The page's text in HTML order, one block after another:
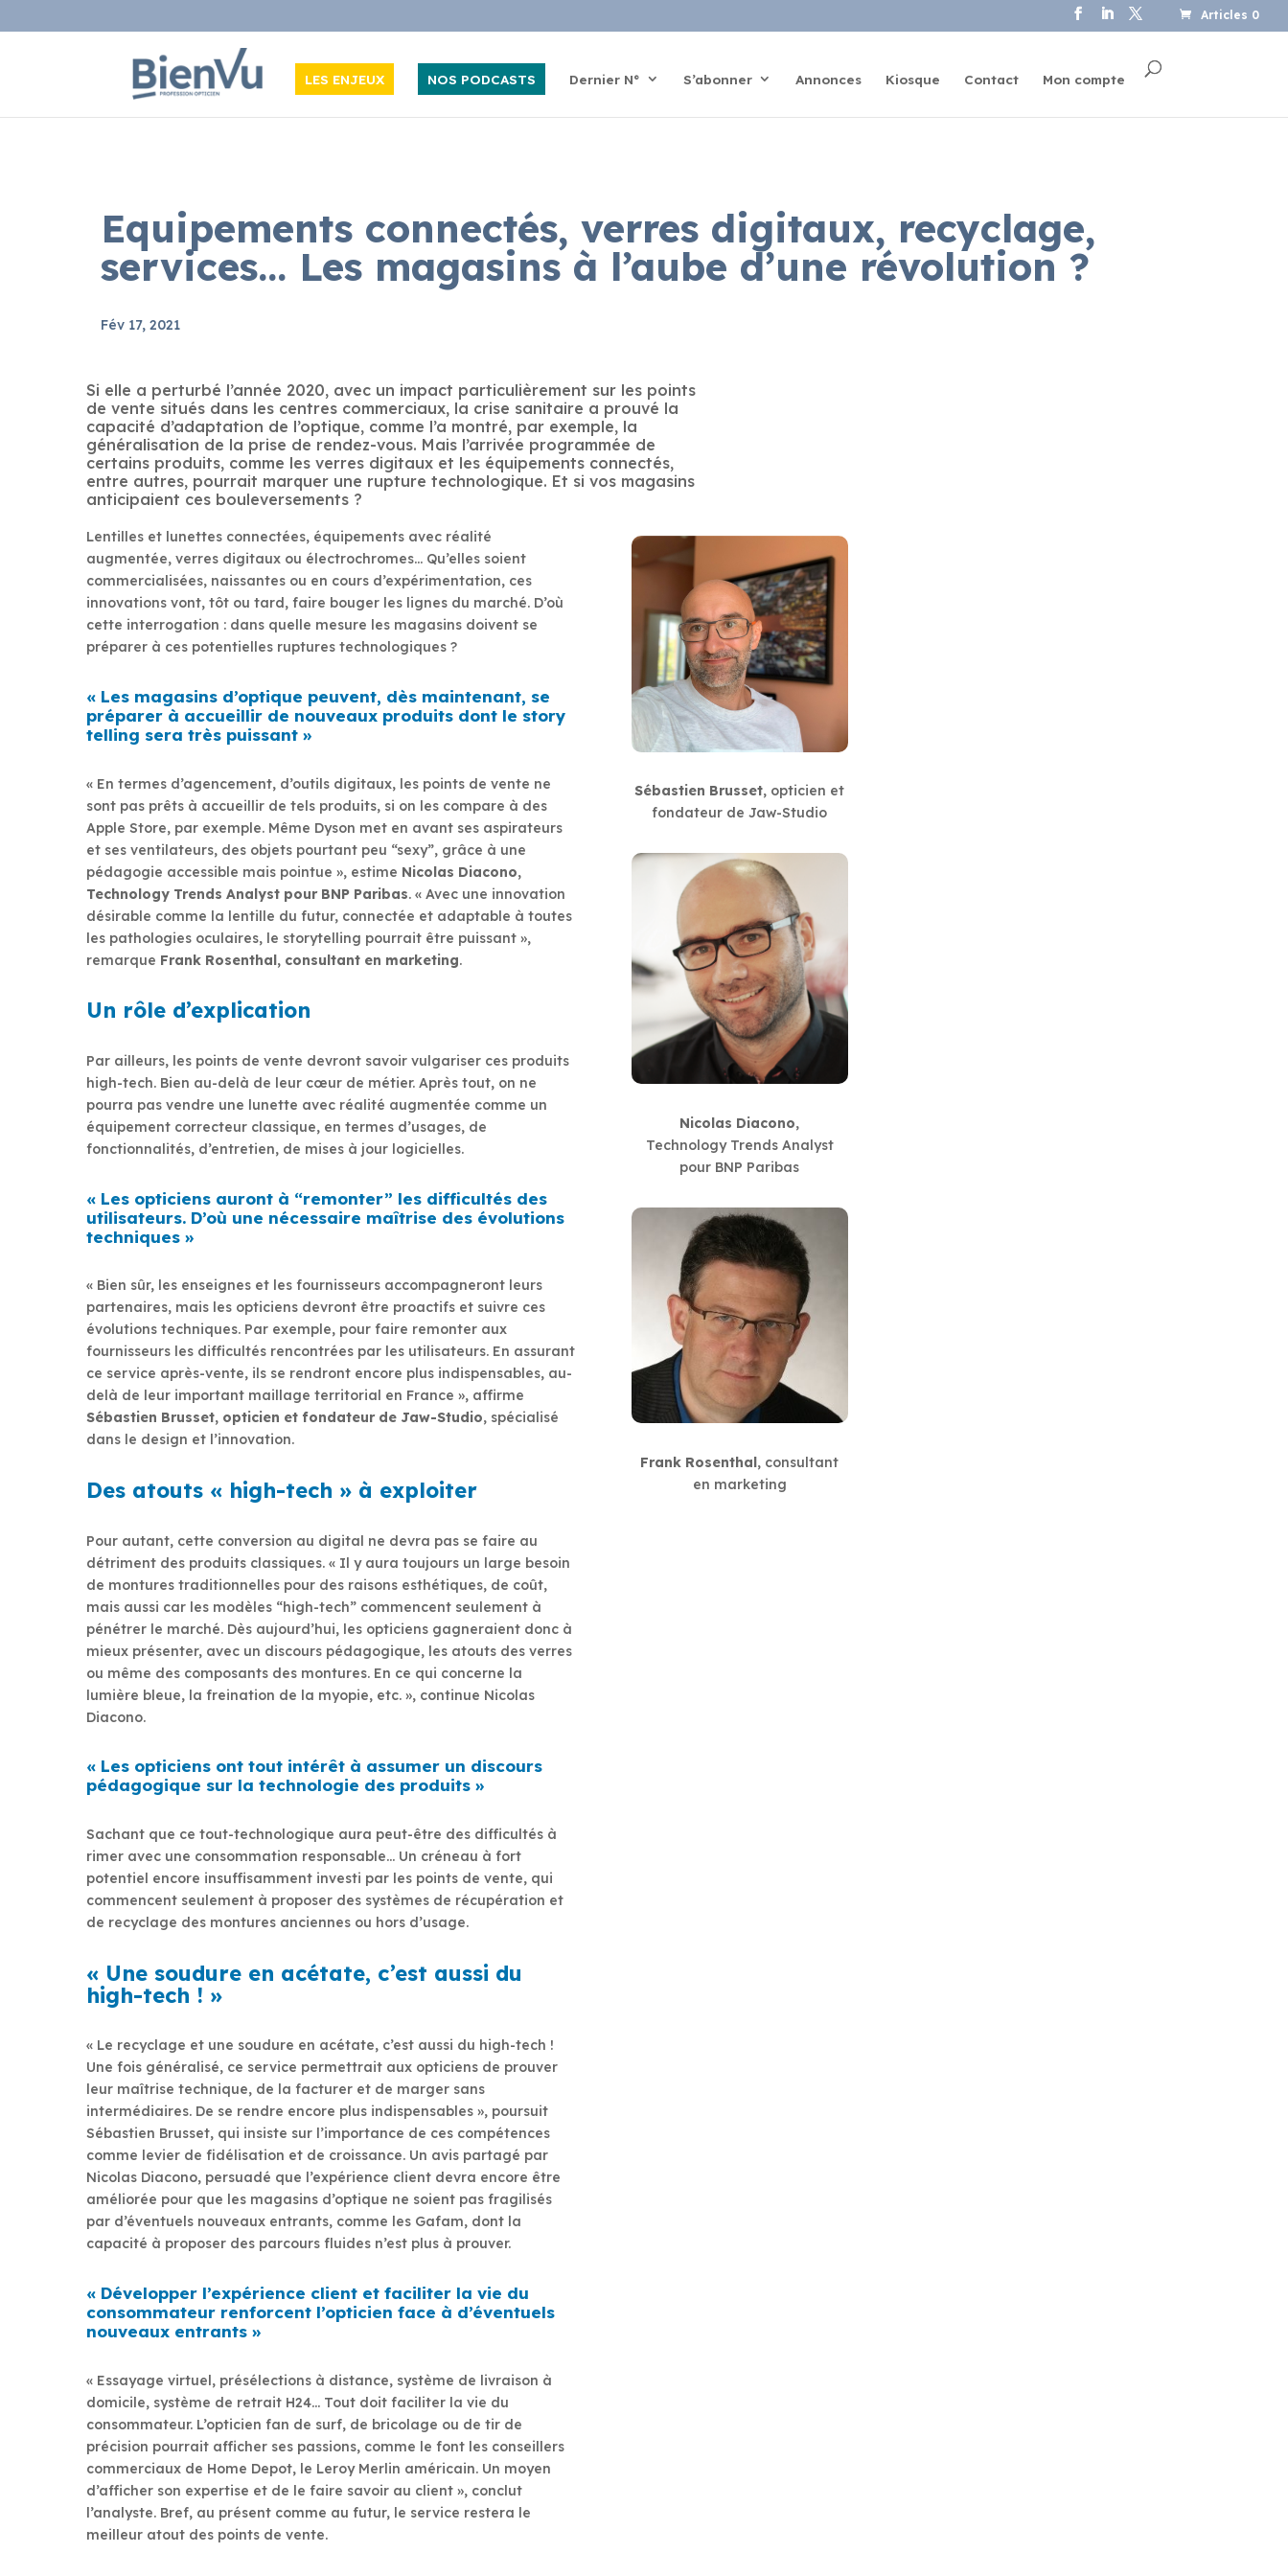
Articles 0
LES ENJEUX NOS PODCASTS Dernier N° S’abonner Annonces Kiosque Contact Mon compte
Equipements connectés, verres digitaux, recyclage,
services… Les magasins à l’aube d’une révolution ?
Fév 17, 2021
Si elle a perturbé l’année 2020, avec un impact particulièrement sur les points
de vente situés dans les centres commerciaux, la crise sanitaire a prouvé la
capacité d’adaptation de l’optique, comme l’a montré, par exemple, la
généralisation de la prise de rendez-vous. Mais l’arrivée programmée de
certains produits, comme les verres digitaux et les équipements connectés,
entre autres, pourrait marquer une rupture technologique. Et si vos magasins
anticipaient ces bouleversements ?
Lentilles et lunettes connectées, équipements avec réalité
augmentée, verres digitaux ou électrochromes… Qu’elles soient
commercialisées, naissantes ou en cours d’expérimentation, ces
innovations vont, tôt ou tard, faire bouger les lignes du marché. D’où
cette interrogation : dans quelle mesure les magasins doivent se
préparer à ces potentielles ruptures technologiques ?
« Les magasins d’optique peuvent, dès maintenant, se
préparer à accueillir de nouveaux produits dont le story
telling sera très puissant »
« En termes d’agencement, d’outils digitaux, les points de vente ne
sont pas prêts à accueillir de tels produits, si on les compare à des
Apple Store, par exemple. Même Dyson met en avant ses aspirateurs
et ses ventilateurs, des objets pourtant peu “sexy”, grâce à une
pédagogie accessible mais pointue », estime Nicolas Diacono,
Technology Trends Analyst pour BNP Paribas. « Avec une innovation
désirable comme la lentille du futur, connectée et adaptable à toutes
les pathologies oculaires, le storytelling pourrait être puissant »,
remarque Frank Rosenthal, consultant en marketing.
Un rôle d’explication
Par ailleurs, les points de vente devront savoir vulgariser ces produits
high-tech. Bien au-delà de leur cœur de métier. Après tout, on ne
pourra pas vendre une lunette avec réalité augmentée comme un
équipement correcteur classique, en termes d’usages, de
fonctionnalités, d’entretien, de mises à jour logicielles.
« Les opticiens auront à “remonter” les difficultés des
utilisateurs. D’où une nécessaire maîtrise des évolutions
techniques »
« Bien sûr, les enseignes et les fournisseurs accompagneront leurs
partenaires, mais les opticiens devront être proactifs et suivre ces
évolutions techniques. Par exemple, pour faire remonter aux
fournisseurs les difficultés rencontrées par les utilisateurs. En assurant
ce service après-vente, ils se rendront encore plus indispensables, au-
delà de leur important maillage territorial en France », affirme
Sébastien Brusset, opticien et fondateur de Jaw-Studio, spécialisé
dans le design et l’innovation.
Des atouts « high-tech » à exploiter
Pour autant, cette conversion au digital ne devra pas se faire au
détriment des produits classiques. « Il y aura toujours un large besoin
de montures traditionnelles pour des raisons esthétiques, de coût,
mais aussi car les modèles “high-tech” commencent seulement à
pénétrer le marché. Dès aujourd’hui, les opticiens gagneraient donc à
mieux présenter, avec un discours pédagogique, les atouts des verres
ou même des composants des montures. En ce qui concerne la
lumière bleue, la freination de la myopie, etc. », continue Nicolas
Diacono.
« Les opticiens ont tout intérêt à assumer un discours
pédagogique sur la technologie des produits »
Sachant que ce tout-technologique aura peut-être des difficultés à
rimer avec une consommation responsable… Un créneau à fort
potentiel encore insuffisamment investi par les points de vente, qui
commencent seulement à proposer des systèmes de récupération et
de recyclage des montures anciennes ou hors d’usage.
« Une soudure en acétate, c’est aussi du
high-tech ! »
« Le recyclage et une soudure en acétate, c’est aussi du high-tech !
Une fois généralisé, ce service permettrait aux opticiens de prouver
leur maîtrise technique, de la facturer et de marger sans
intermédiaires. De se rendre encore plus indispensables », poursuit
Sébastien Brusset, qui insiste sur l’importance de ces compétences
comme levier de fidélisation et de croissance. Un avis partagé par
Nicolas Diacono, persuadé que l’expérience client devra encore être
améliorée pour que les magasins d’optique ne soient pas fragilisés
par d’éventuels nouveaux entrants, comme les Gafam, dont la
capacité à proposer des parcours fluides n’est plus à prouver.
« Développer l’expérience client et faciliter la vie du
consommateur renforcent l’opticien face à d’éventuels
nouveaux entrants »
« Essayage virtuel, présélections à distance, système de livraison à
domicile, système de retrait H24… Tout doit faciliter la vie du
consommateur. L’opticien fan de surf, de bricolage ou de tir de
précision pourrait afficher ses passions, comme le font les conseillers
commerciaux de Home Depot, le Leroy Merlin américain. Un moyen
d’afficher son expertise et de le faire savoir au client », conclut
l’analyste. Bref, au présent comme au futur, le service restera le
meilleur atout des points de vente.
Sébastien Brusset, opticien et
fondateur de Jaw-Studio
Nicolas Diacono,
Technology Trends Analyst
pour BNP Paribas
Frank Rosenthal, consultant
en marketing